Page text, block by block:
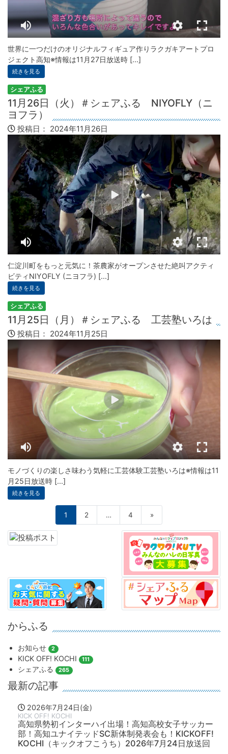
世界に一つだけのオリジナルフィギュア作りラクガキアートプロ
ジェクト高知※情報は11月27日放送時 [...]
続きを見る
シェアふる
11月26日（火）＃シェアふる NIYOFLY（ニ
ヨフラ）
投稿日： 2024年11月26日
仁淀川町をもっと元気に！茶農家がオープンさせた絶叫アクティ
ビティNIYOFLY (ニヨフラ) [...]
続きを見る
シェアふる
11月25日（月）＃シェアふる 工芸塾いろは
投稿日： 2024年11月25日
モノづくりの楽しさ味わう気軽に工芸体験工芸塾いろは※情報は11
月25日放送時 [...]
続きを見る
1 2 … 4 »
からふる
お知らせ 2
KICK OFF! KOCHI 111
シェアふる 265
最新の記事
2026年7月24日(金)
KICK OFF! KOCHI
高知県勢初インターハイ出場！高知高校女子サッカー
部！高知ユナイテッドSC新体制発表会も！KICKOFF!
KOCHI（キックオフこうち）2026年7月24日放送回